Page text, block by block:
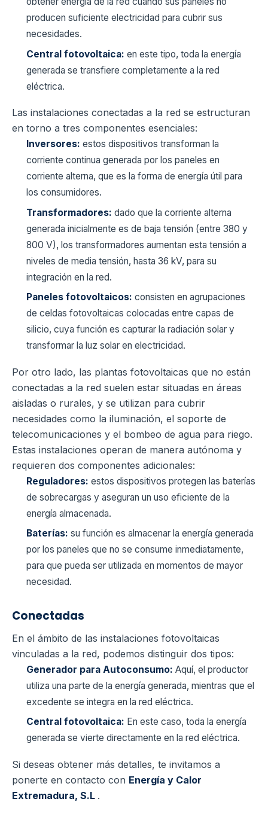
producen suficiente electricidad para cubrir sus
necesidades.
Central fotovoltaica: en este tipo, toda la energía
generada se transfiere completamente a la red
eléctrica.
Las instalaciones conectadas a la red se estructuran
en torno a tres componentes esenciales:
Inversores: estos dispositivos transforman la
corriente continua generada por los paneles en
corriente alterna, que es la forma de energía útil para
los consumidores.
Transformadores: dado que la corriente alterna
generada inicialmente es de baja tensión (entre 380 y
800 V), los transformadores aumentan esta tensión a
niveles de media tensión, hasta 36 kV, para su
integración en la red.
Paneles fotovoltaicos: consisten en agrupaciones
de celdas fotovoltaicas colocadas entre capas de
silicio, cuya función es capturar la radiación solar y
transformar la luz solar en electricidad.
Por otro lado, las plantas fotovoltaicas que no están
conectadas a la red suelen estar situadas en áreas
aisladas o rurales, y se utilizan para cubrir
necesidades como la iluminación, el soporte de
telecomunicaciones y el bombeo de agua para riego.
Estas instalaciones operan de manera autónoma y
requieren dos componentes adicionales:
Reguladores: estos dispositivos protegen las baterías
de sobrecargas y aseguran un uso eficiente de la
energía almacenada.
Baterías: su función es almacenar la energía generada
por los paneles que no se consume inmediatamente,
para que pueda ser utilizada en momentos de mayor
necesidad.
Conectadas
En el ámbito de las instalaciones fotovoltaicas
vinculadas a la red, podemos distinguir dos tipos:
Generador para Autoconsumo: Aquí, el productor
utiliza una parte de la energía generada, mientras que el
excedente se integra en la red eléctrica.
Central fotovoltaica: En este caso, toda la energía
generada se vierte directamente en la red eléctrica.
Si deseas obtener más detalles, te invitamos a
ponerte en contacto con Energía y Calor
Extremadura, S.L .